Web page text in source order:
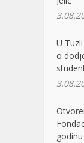
U
o
godinu